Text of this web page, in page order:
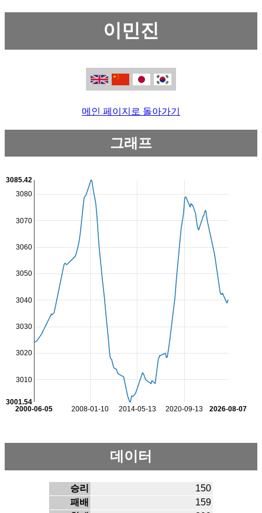
이민진
메인 페이지로 돌아가기
그래프
2008-01-10 2014-05-13 2020-09-13
2000-06-05 2026-08-07
3010
3020
3030
3040
3050
3060
3070
3080
3001.54
3085.42
데이터
승리
150
패배
159